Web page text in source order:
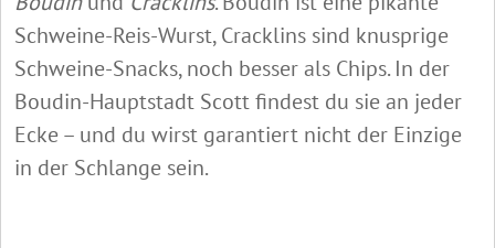
Schweine-Reis-Wurst, Cracklins sind knusprige
Schweine-Snacks, noch besser als Chips. In der
Boudin-Hauptstadt Scott findest du sie an jeder
Ecke – und du wirst garantiert nicht der Einzige
in der Schlange sein.